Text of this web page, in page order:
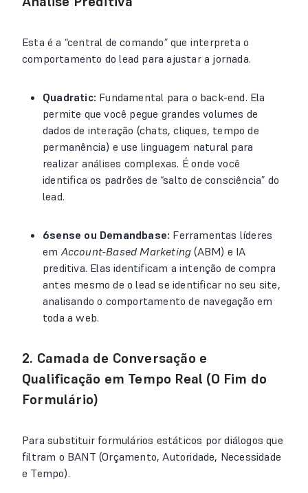
Esta é a “central de comando” que interpreta o
comportamento do lead para ajustar a jornada.
Quadratic: Fundamental para o back-end. Ela
permite que você pegue grandes volumes de
dados de interação (chats, cliques, tempo de
permanência) e use linguagem natural para
realizar análises complexas. É onde você
identifica os padrões de “salto de consciência” do
lead.
6sense ou Demandbase: Ferramentas líderes
emAccount-Based Marketing (ABM) e IA
preditiva. Elas identificam a intenção de compra
antes mesmo de o lead se identificar no seu site,
analisando o comportamento de navegação em
toda a web.
2. Camada de Conversação e
Qualificação em Tempo Real (O Fim do
Formulário)
Para substituir formulários estáticos por diálogos que
filtram o BANT (Orçamento, Autoridade, Necessidade
e Tempo).